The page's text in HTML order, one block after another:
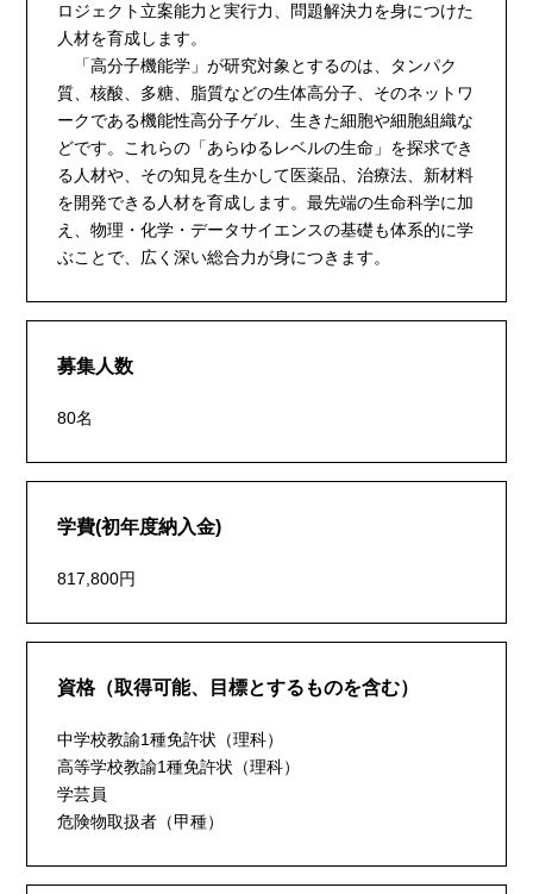
ロジェクト立案能力と実行力、問題解決力を身につけた
人材を育成します。
「高分子機能学」が研究対象とするのは、タンパク
質、核酸、多糖、脂質などの生体高分子、そのネットワ
ークである機能性高分子ゲル、生きた細胞や細胞組織な
どです。これらの「あらゆるレベルの生命」を探求でき
る人材や、その知見を生かして医薬品、治療法、新材料
を開発できる人材を育成します。最先端の生命科学に加
え、物理・化学・データサイエンスの基礎も体系的に学
ぶことで、広く深い総合力が身につきます。
募集人数
80名
学費(初年度納入金)
817,800円
資格（取得可能、目標とするものを含む）
中学校教諭1種免許状（理科）
高等学校教諭1種免許状（理科）
学芸員
危険物取扱者（甲種）